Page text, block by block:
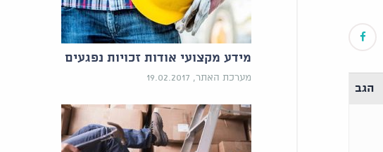
הגב
מידע מקצועי אודות זכויות נפגעים
מערכת האתר, 19.02.2017